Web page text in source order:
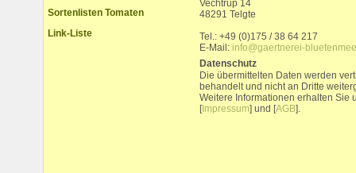
Sortenlisten Tomaten
Link-Liste
Vechtrup 14
48291 Telgte
Tel.: +49 (0)175 / 38 64 217
E-Mail: info@gaertnerei-
Datenschutz
Die übermittelten Daten werden
behandelt und nicht an Dritte
Weitere Informationen erhalten Sie
[Impressum] und [AGB].